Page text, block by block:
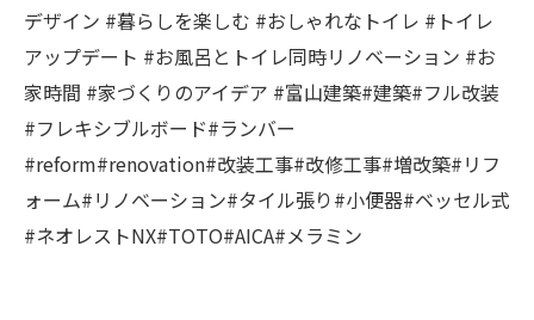
デザイン #暮らしを楽しむ #おしゃれなトイレ #トイレ
アップデート #お風呂とトイレ同時リノベーション #お
家時間 #家づくりのアイデア #富山建築#建築#フル改装
#フレキシブルボード#ランバー
#reform#renovation#改装工事#改修工事#増改築#リフ
ォーム#リノベーション#タイル張り#小便器#ベッセル式
#ネオレストNX#TOTO#AICA#メラミン